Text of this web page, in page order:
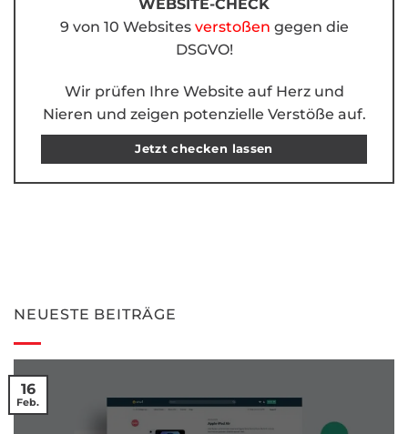
WEBSITE-CHECK
9 von 10 Websites verstoßen gegen die
DSGVO!
Wir prüfen Ihre Website auf Herz und
Nieren und zeigen potenzielle Verstöße auf.
Jetzt checken lassen
NEUESTE BEITRÄGE
16
Feb.